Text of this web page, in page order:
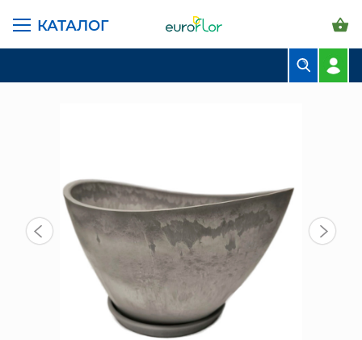
КАТАЛОГ
КОМНАТНЫЕ РАСТЕНИЯ
ГОРШКИ И КАШПО
ГРУНТЫ И УДОБРЕНИЯ
ПРЕДМЕТЫ ИНТЕРЬЕРА
ГЛАВНАЯ СТРАНИЦА КАТАЛОГ
ГОРШКИ И КАШПО